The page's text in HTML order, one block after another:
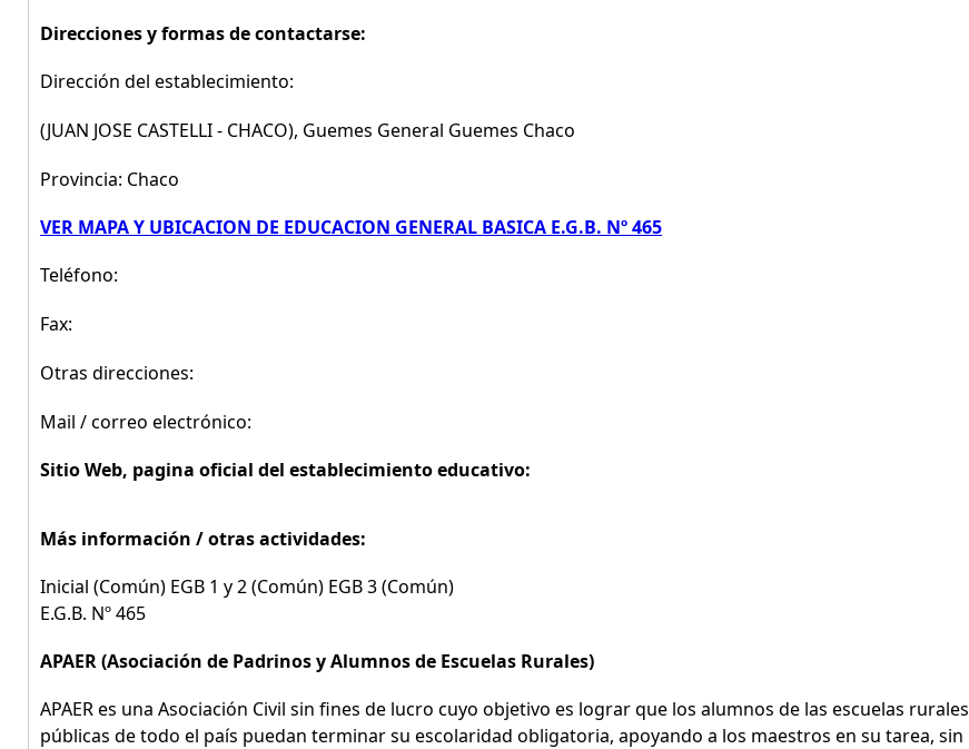
Direcciones y formas de contactarse:
Dirección del establecimiento:
(JUAN JOSE CASTELLI - CHACO), Guemes General Guemes Chaco
Provincia: Chaco
VER MAPA Y UBICACION DE EDUCACION GENERAL BASICA E.G.B. Nº 465
Teléfono:
Fax:
Otras direcciones:
Mail / correo electrónico:
Sitio Web, pagina oficial del establecimiento educativo:
Más información / otras actividades:
Inicial (Común) EGB 1 y 2 (Común) EGB 3 (Común)
E.G.B. Nº 465
APAER (Asociación de Padrinos y Alumnos de Escuelas Rurales)
APAER es una Asociación Civil sin fines de lucro cuyo objetivo es lograr que los alumnos de las escuelas rurales
públicas de todo el país puedan terminar su escolaridad obligatoria, apoyando a los maestros en su tarea, sin